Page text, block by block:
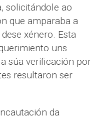
solicitándole ao
que amparaba a
xénero. Esta
uns
súa verificación por
resultaron ser
da